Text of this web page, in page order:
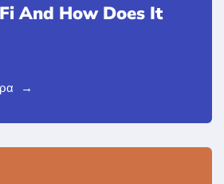
And How Does It